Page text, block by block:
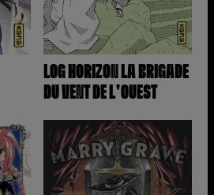
LOG HORIZON LA BRIGADE
DU VENT DE L'OUEST